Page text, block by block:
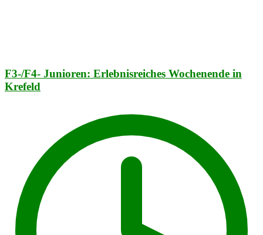
F3-/F4- Junioren: Erlebnisreiches Wochenende in
Krefeld